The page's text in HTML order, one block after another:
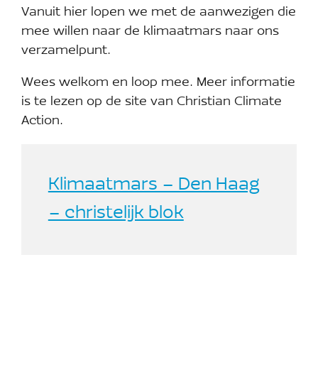
Vanuit hier lopen we met de aanwezigen die
mee willen naar de klimaatmars naar ons
verzamelpunt.
Wees welkom en loop mee. Meer informatie
is te lezen op de site van Christian Climate
Action.
Klimaatmars – Den Haag
– christelijk blok